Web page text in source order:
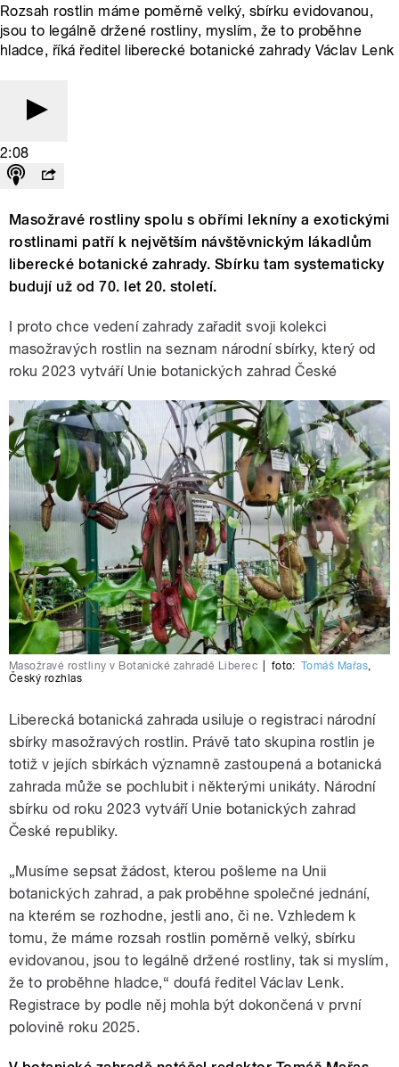
Rozsah rostlin máme poměrně velký, sbírku evidovanou,
jsou to legálně držené rostliny, myslím, že to proběhne
hladce, říká ředitel liberecké botanické zahrady Václav Lenk
2:08
Masožravé rostliny spolu s obřími lekníny a exotickými
rostlinami patří k největším návštěvnickým lákadlům
liberecké botanické zahrady. Sbírku tam systematicky
budují už od 70. let 20. století.
I proto chce vedení zahrady zařadit svoji kolekci
masožravých rostlin na seznam národní sbírky, který od
roku 2023 vytváří Unie botanických zahrad České
Masožravé rostliny v Botanické zahradě Liberec foto: Tomáš Mařas,
Český rozhlas
Liberecká botanická zahrada usiluje o registraci národní
sbírky masožravých rostlin. Právě tato skupina rostlin je
totiž v jejích sbírkách významně zastoupená a botanická
zahrada může se pochlubit i některými unikáty. Národní
sbírku od roku 2023 vytváří Unie botanických zahrad
České republiky.
„Musíme sepsat žádost, kterou pošleme na Unii
botanických zahrad, a pak proběhne společné jednání,
na kterém se rozhodne, jestli ano, či ne. Vzhledem k
tomu, že máme rozsah rostlin poměrně velký, sbírku
evidovanou, jsou to legálně držené rostliny, tak si myslím,
že to proběhne hladce,“ doufá ředitel Václav Lenk.
Registrace by podle něj mohla být dokončená v první
polovině roku 2025.